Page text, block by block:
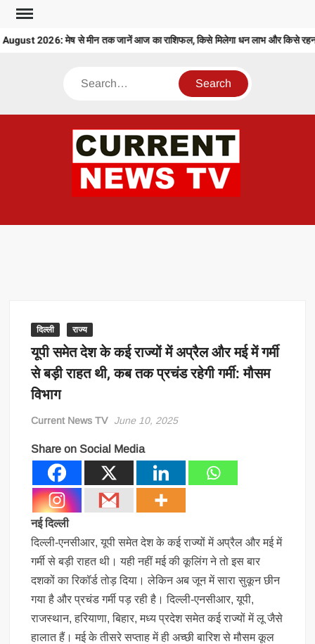
Skip
content2026: मेष से मीन तक जानें आज का राशिफल, किसे मिलेगा धन लाभ और किसे रहना
Search
दिल्ली राज्य
यूपी समेत देश के कई राज्यों में अप्रैल और मई में गर्मी
से बड़ी राहत थी, कब तक प्रचंड रहेगी गर्मी: मौसम
विभाग
Current News TV June 10, 2025
Share on Social Media
नई दिल्ली
दिल्ली-एनसीआर, यूपी समेत देश के कई राज्यों में अप्रैल और मई में
गर्मी से बड़ी राहत थी। यही नहीं मई की कूलिंग ने तो इस बार
दशकों का रिकॉर्ड तोड़ दिया। लेकिन अब जून में सारा सुकून छीन
गया है और प्रचंड गर्मी पड़ रही है। दिल्ली-एनसीआर, यूपी,
राजस्थान, हरियाणा, बिहार, मध्य प्रदेश समेत कई राज्यों में लू जैसे
हालात हैं। मई के तीसरे सप्ताह में ही अच्छी बारिश से मौसम कूल